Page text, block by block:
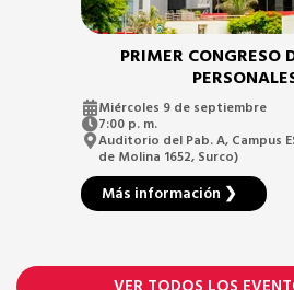
PRIMER CONGRESO
Miércoles 9 de septiembre
7:00 p. m.
Auditorio del Pab. A, Campus
de Molina 1652, Surco)
Más información ❯